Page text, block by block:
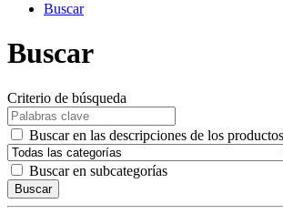
Buscar
Buscar
Criterio de búsqueda
Buscar en las descripciones de los productos
Buscar en subcategorías
Buscar